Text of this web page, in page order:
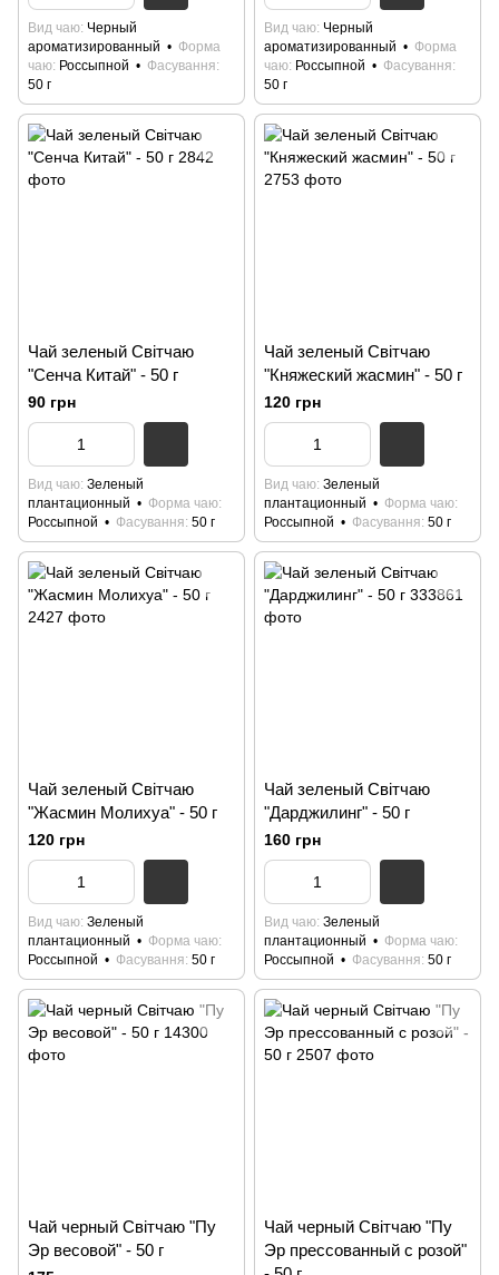
Вид чаю Черный
ароматизированный
Форма
чаю Россыпной
Фасування
50 г
Вид чаю Черный
ароматизированный
Форма
чаю Россыпной
Фасування
50 г
Чай зеленый Світчаю
"Сенча Китай" - 50 г
90 грн
Вид чаю Зеленый
плантационный
Форма чаю
Россыпной
Фасування 50 г
Чай зеленый Світчаю
"Княжеский жасмин" - 50 г
120 грн
Вид чаю Зеленый
плантационный
Форма чаю
Россыпной
Фасування 50 г
Чай зеленый Світчаю
"Жасмин Молихуа" - 50 г
120 грн
Вид чаю Зеленый
плантационный
Форма чаю
Россыпной
Фасування 50 г
Чай зеленый Світчаю
"Дарджилинг" - 50 г
160 грн
Вид чаю Зеленый
плантационный
Форма чаю
Россыпной
Фасування 50 г
Чай черный Світчаю "Пу
Эр весовой" - 50 г
Чай черный Світчаю "Пу
Эр прессованный с розой"